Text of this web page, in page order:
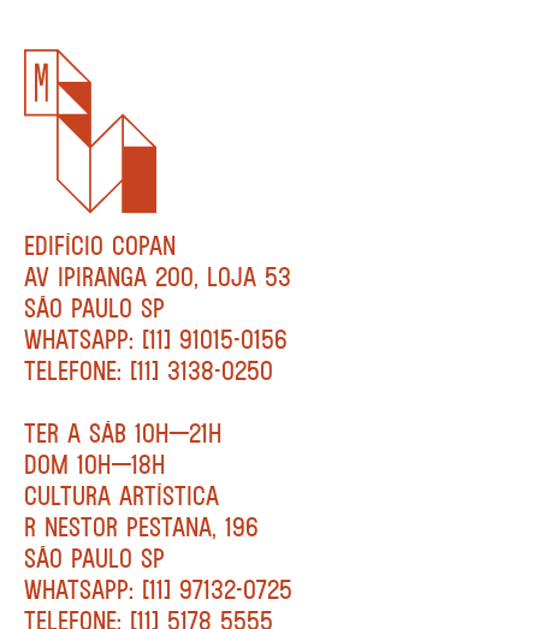
EDIFÍCIO COPAN
AV IPIRANGA 200, LOJA 53
SÃO PAULO SP
WHATSAPP: [11] 91015-0156
TELEFONE: [11] 3138-0250
TER A SÁB 10H—21H
DOM 10H—18H
CULTURA ARTÍSTICA
R NESTOR PESTANA, 196
SÃO PAULO SP
WHATSAPP: [11] 97132-0725
TELEFONE: [11] 5178 5555